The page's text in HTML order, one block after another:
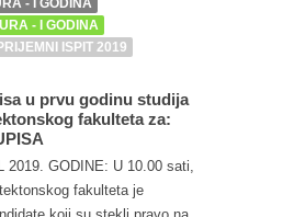
- I GODINA
- I GODINA
ISPIT 2019
u prvu godinu studija
fakulteta za:
2019. GODINE: U 10.00 sati,
fakulteta je